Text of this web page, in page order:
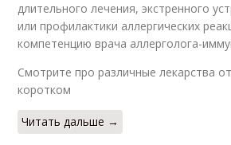
длительного лечения, экстренного
или профилактики аллергических
компетенцию врача аллерголога-
Смотрите про различные лекарства
коротком
Читать дальше →